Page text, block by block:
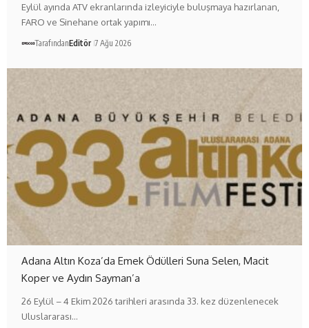
Eylül ayında ATV ekranlarında izleyiciyle buluşmaya hazırlanan,
FARO ve Sinehane ortak yapımı…
TarafındanEditör 7 Ağu 2026
Adana Altın Koza’da Emek Ödülleri Suna Selen, Macit
Koper ve Aydın Sayman’a
26 Eylül – 4 Ekim 2026 tarihleri arasında 33. kez düzenlenecek
Uluslararası…